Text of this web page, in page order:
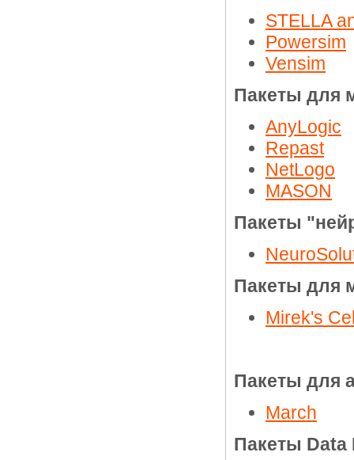
STELLA
Powersim
Vensim
Пакеты для
AnyLogic
Repast
NetLogo
MASON
Пакеты
Пакеты для
Mirek's
Пакеты для
March
Пакеты Data